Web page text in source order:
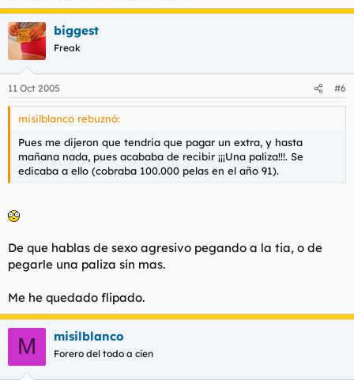
biggest
Freak
11 Oct 2005 #6
misilblanco rebuznó:
Pues me dijeron que tendria que pagar un extra, y hasta
mañana nada, pues acababa de recibir ¡¡¡Una paliza!!!. Se
edicaba a ello (cobraba 100.000 pelas en el año 91).
De que hablas de sexo agresivo pegando a la tia, o de
pegarle una paliza sin mas.
Me he quedado flipado.
M misilblanco
Forero del todo a cien